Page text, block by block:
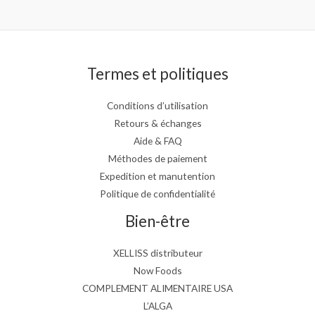
Termes et politiques
Conditions d’utilisation
Retours & échanges
Aide & FAQ
Méthodes de paiement
Expedition et manutention
Politique de confidentialité
Bien-être
XELLISS distributeur
Now Foods
COMPLEMENT ALIMENTAIRE USA
L’ALGA